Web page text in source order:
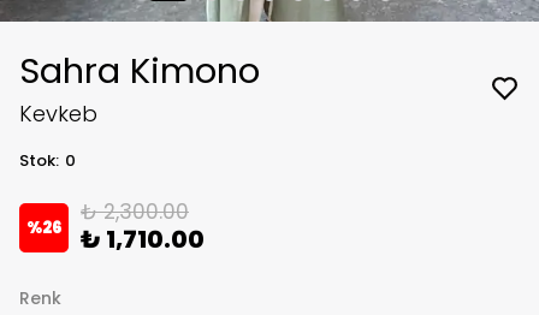
Sahra Kimono
Kevkeb
Stok: 0
%26
₺ 2,300.00
₺ 1,710.00
Renk